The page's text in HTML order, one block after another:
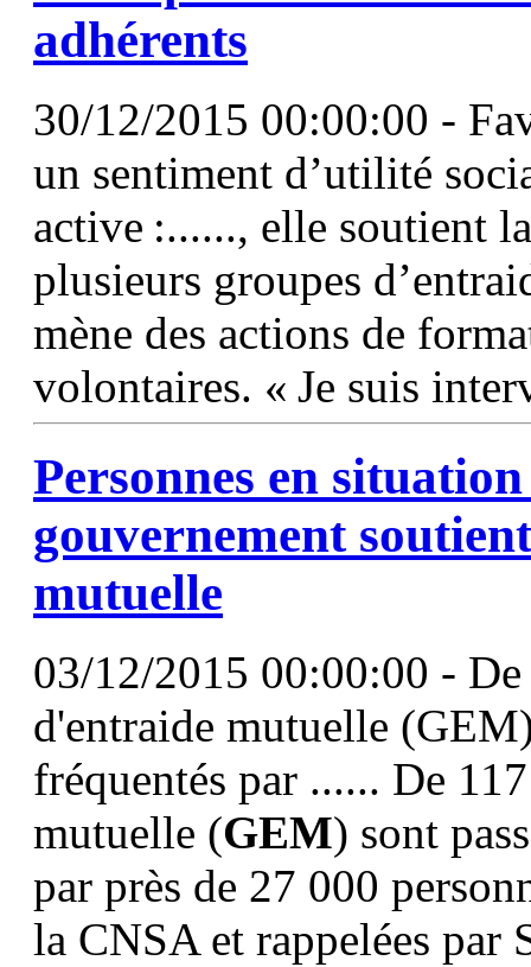
adhérents
30/12/2015 00:00:00 -
un sentiment d’utilité
active :......, elle soutient
plusieurs groupes
mène des actions de
volontaires. « Je suis
Personnes en
gouvernement
mutuelle
03/12/2015 00:00:00 -
d'entraide mutuelle
fréquentés par ...... De
mutuelle (GEM) sont
par près de 27 000
la CNSA et rappelées par